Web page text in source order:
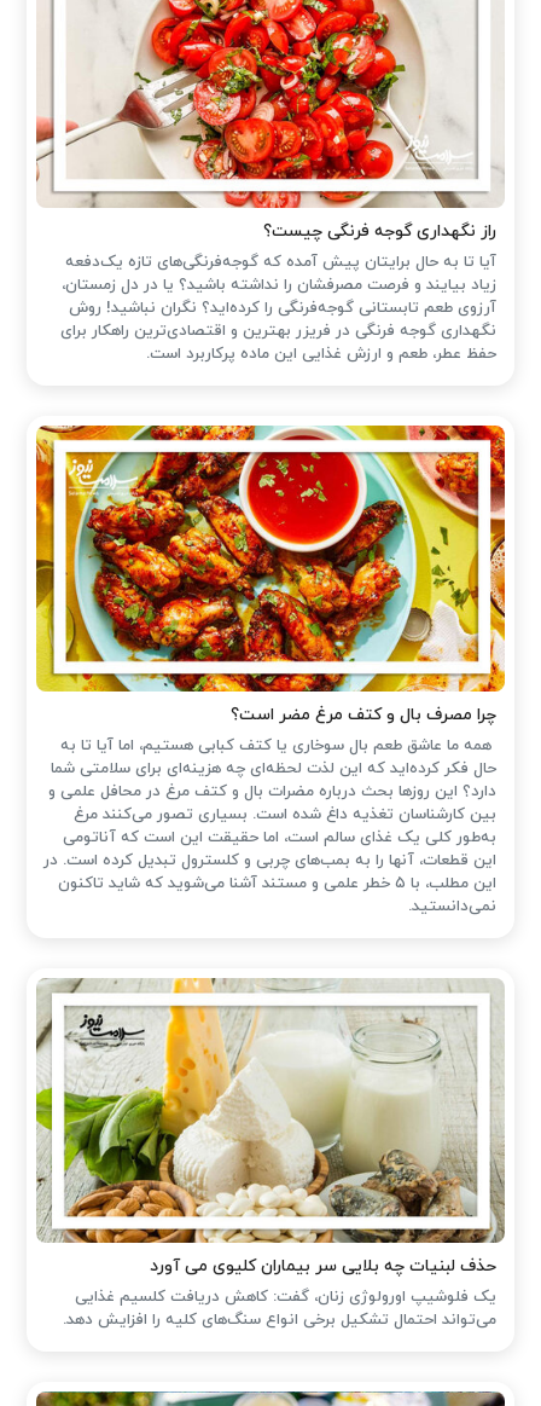
راز نگهداری گوجه فرنگی چیست؟
آیا تا به حال برایتان پیش آمده که گوجه‌فرنگی‌های تازه یک‌دفعه
زیاد بیایند و فرصت مصرفشان را نداشته باشید؟ یا در دل زمستان،
آرزوی طعم تابستانی گوجه‌فرنگی را کرده‌اید؟ نگران نباشید! روش
نگهداری گوجه فرنگی در فریزر بهترین و اقتصادی‌ترین راهکار برای
حفظ عطر، طعم و ارزش غذایی این ماده پرکاربرد است.
چرا مصرف بال و کتف مرغ مضر است؟
همه ما عاشق طعم بال سوخاری یا کتف کبابی هستیم، اما آیا تا به
حال فکر کرده‌اید که این لذت لحظه‌ای چه هزینه‌ای برای سلامتی شما
دارد؟ این روزها بحث درباره مضرات بال و کتف مرغ در محافل علمی و
بین کارشناسان تغذیه داغ شده است. بسیاری تصور می‌کنند مرغ
به‌طور کلی یک غذای سالم است، اما حقیقت این است که آناتومی
این قطعات، آنها را به بمب‌های چربی و کلسترول تبدیل کرده است. در
این مطلب، با ۵ خطر علمی و مستند آشنا می‌شوید که شاید تاکنون
نمی‌دانستید.
حذف لبنیات چه بلایی سر بیماران کلیوی می آورد
یک فلوشیپ اورولوژی زنان، گفت: کاهش دریافت کلسیم غذایی
می‌تواند احتمال تشکیل برخی انواع سنگ‌های کلیه را افزایش دهد.